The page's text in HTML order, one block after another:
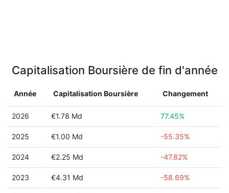
Capitalisation Boursière de fin d'année
Année Capitalisation Boursière Changement
2026 €1.78 Md 77.45%
2025 €1.00 Md -55.35%
2024 €2.25 Md -47.82%
2023 €4.31 Md -58.69%